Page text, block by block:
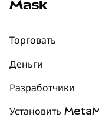
Торговать
Прогнозы
Перпы НОВИНКА
Деньги
mUSD
Разработчики
Установить